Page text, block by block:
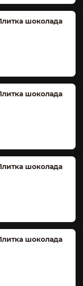
шоколада
шоколада
шоколада
шоколада